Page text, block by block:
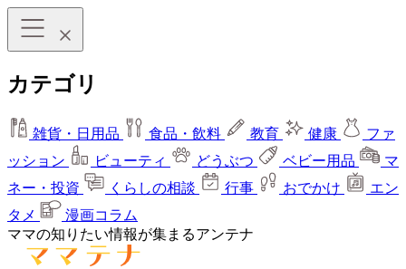
カテゴリ
雑貨・日用品 食品・飲料 教育 健康
ファ
ッション
ビューティ どうぶつ ベビー用品
マ
ネー・投資
くらしの相談 行事 おでかけ
エン
タメ
漫画コラム
ママの知りたい情報が集まるアンテナ